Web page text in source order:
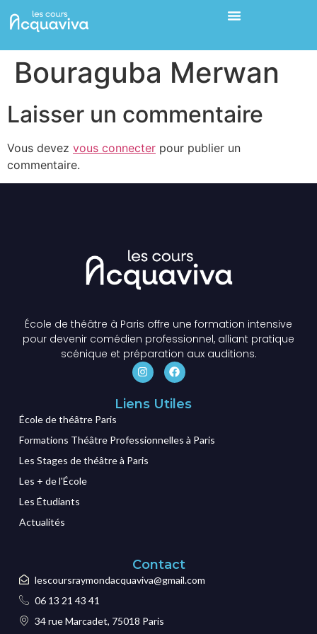
Bouraguba Merwan
Laisser un commentaire
Vous devez vous connecter pour publier un
commentaire.
École de théâtre à Paris offre une formation intensive
pour devenir comédien professionnel, alliant pratique
scénique et préparation aux auditions.
Liens Utiles
École de théâtre Paris
Formations Théâtre Professionnelles à Paris
Les Stages de théâtre à Paris
Les + de l'École
Les Étudiants
Actualités
Contact
lescoursraymondacquaviva@gmail.com
06 13 21 43 41
34 rue Marcadet, 75018 Paris